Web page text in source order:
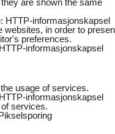
: HTTP-informasjonskapsel
websites, in order to
preferences.
informasjonskapsel
usage of services.
informasjonskapsel
services.